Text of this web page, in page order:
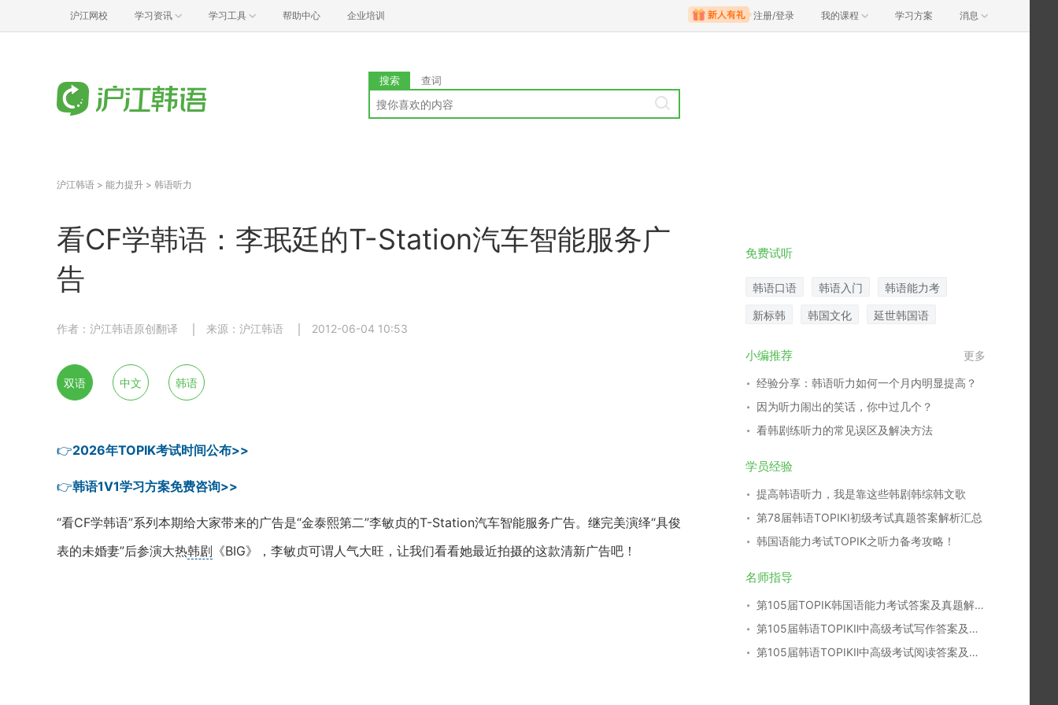
沪江网校 学习资讯 学习工具 帮助中心 企业培训 注册/登录 我的课程 学习方案 消息
搜索 查词
沪江韩语 > 能力提升 > 韩语听力
看CF学韩语：李珉廷的T-Station汽车智能服务广
告
作者：沪江韩语原创翻译 来源：沪江韩语 2012-06-04 10:53
双语 中文 韩语
👉2026年TOPIK考试时间公布>>
👉韩语1V1学习方案免费咨询>>
“看CF学韩语”系列本期给大家带来的广告是“金泰熙第二”李敏贞的T-Station汽车智能服务广告。继完美演绎“具俊
表的未婚妻”后参演大热韩剧 《BIG》，李敏贞可谓人气大旺，让我们看看她最近拍摄的这款清新广告吧！
免费试听
韩语口语 韩语入门 韩语能力考
新标韩 韩国文化 延世韩国语
小编推荐 更多
经验分享：韩语听力如何一个月内明显提高？
因为听力闹出的笑话，你中过几个？
看韩剧练听力的常见误区及解决方法
学员经验
提高韩语听力，我是靠这些韩剧韩综韩文歌
第78届韩语TOPIKⅠ初级考试真题答案解析汇总
韩国语能力考试TOPIK之听力备考攻略！
名师指导
第105届TOPIK韩国语能力考试答案及真题解析汇总
第105届韩语TOPIKⅡ中高级考试写作答案及真题解析
第105届韩语TOPIKⅡ中高级考试阅读答案及真题解析